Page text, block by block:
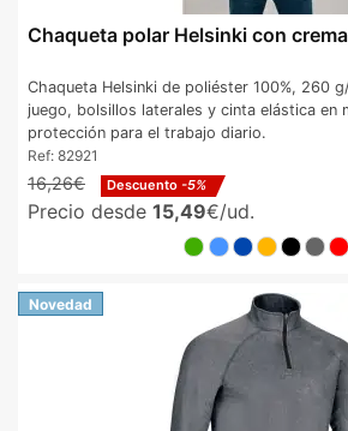
Chaqueta polar Helsinki con
Chaqueta Helsinki de poliéster 100%, 260
juego, bolsillos laterales y cinta elástica en
protección para el trabajo diario.
Ref: 82921
16,26€ Descuento -5%
Precio desde 15,49€/ud.
Novedad